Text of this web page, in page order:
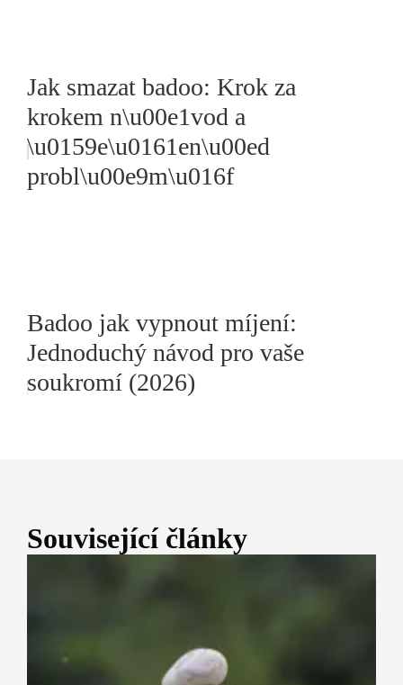
Jak smazat badoo: Krok za
krokem n\u00e1vod a
\u0159e\u0161en\u00ed
probl\u00e9m\u016f
Badoo jak vypnout míjení:
Jednoduchý návod pro vaše
soukromí (2026)
Související články